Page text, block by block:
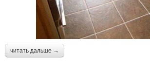
читать дальше →